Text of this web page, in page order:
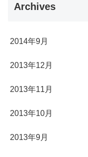
Archives
2014年9月
2013年12月
2013年11月
2013年10月
2013年9月